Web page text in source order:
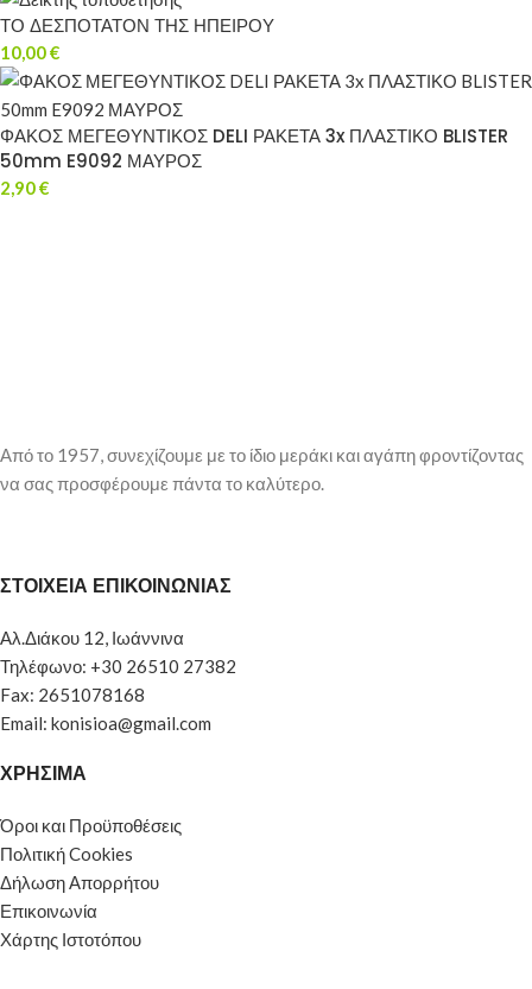
ΤΟ ΔΕΣΠΟΤΑΤΟΝ ΤΗΣ ΗΠΕΙΡΟΥ
10,00€
ΦΑΚΟΣ ΜΕΓΕΘΥΝΤΙΚΟΣ DELI ΡΑΚΕΤΑ 3x ΠΛΑΣΤΙΚΟ BLISTER
50mm E9092 ΜΑΥΡΟΣ
2,90€
Από το 1957, συνεχίζουμε με το ίδιο μεράκι και αγάπη φροντίζοντας
να σας προσφέρουμε πάντα το καλύτερο.
ΣΤΟΙΧΕΙΑ ΕΠΙΚΟΙΝΩΝΙΑΣ
Αλ.Διάκου 12, Ιωάννινα
Τηλέφωνο: +30 26510 27382
Fax: 2651078168
Email: konisioa@gmail.com
ΧΡΗΣΙΜΑ
Όροι και Προϋποθέσεις
Πολιτική Cookies
Δήλωση Απορρήτου
Επικοινωνία
Χάρτης Ιστοτόπου